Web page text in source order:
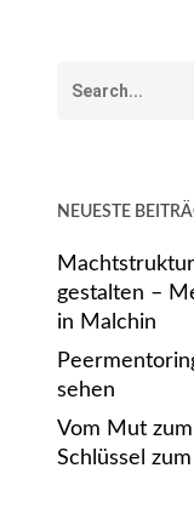
NEUESTE
gestalten –
in Malchin
sehen
Vom Mut
Schlüssel